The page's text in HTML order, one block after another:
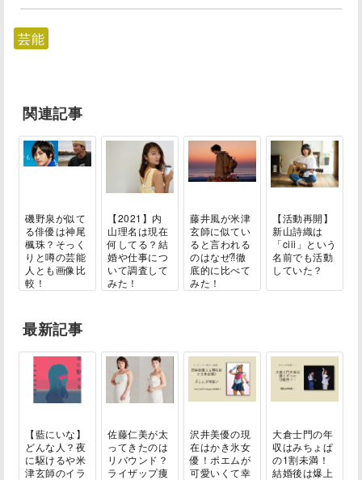
芸能
関連記事
磯野泉が似て
る俳優は神尾
楓珠？そっく
りと噂の芸能
人とも画像比
較！
【2021】内
山理名は現在
何してる？結
婚や仕事につ
いて調査して
みた！
藤井風が米津
玄師に似てい
ると言われる
のはなぜ⁈徹
底的に比べて
みた！
【活動再開】
新山詩織は
「ciii」という
名前でも活動
していた？
最新記事
【藍にいな】
どんな人？夜
に駆けるや米
津玄師のイラ
佐藤仁美が太
ってきたのは
リバウンド？
ライザップ痩
沢井美優の現
在はかき氷女
優！ポエムが
可愛いくて幸
大倉士門の年
収はみちょぱ
の1割未満！
結婚後は爆上